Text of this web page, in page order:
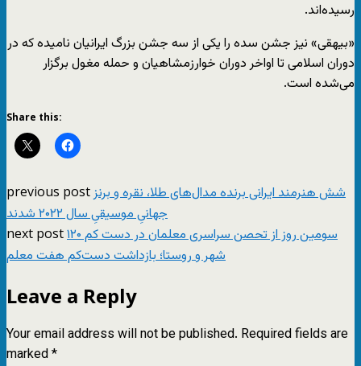
رسیده‌اند.
«بیهقی» نیز جشن سده را یکی از سه جشن بزرگ ایرانیان نامیده که در
دوران اسلامی تا اواخر دوران خوارزمشاهیان و حمله مغول برگزار
می‌شده است.
Share this:
previous postشش هنرمند ایرانی برنده مدال‌های طلا، نقره و برنز
جهانیِ موسیقیِ سال ۲۰۲۲ شدند
next postسومین روز از تحصن سراسری معلمان در دست کم ۱۲۰
شهر و روستا؛ بازداشت دست‌کم هفت معلم
Leave a Reply
Your email address will not be published. Required fields are
marked*